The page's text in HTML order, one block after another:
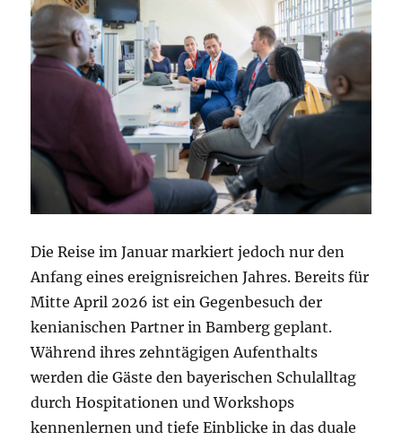
Die Reise im Januar markiert jedoch nur den
Anfang eines ereignisreichen Jahres. Bereits für
Mitte April 2026 ist ein Gegenbesuch der
kenianischen Partner in Bamberg geplant.
Während ihres zehntägigen Aufenthalts
werden die Gäste den bayerischen Schulalltag
durch Hospitationen und Workshops
kennenlernen und tiefe Einblicke in das duale